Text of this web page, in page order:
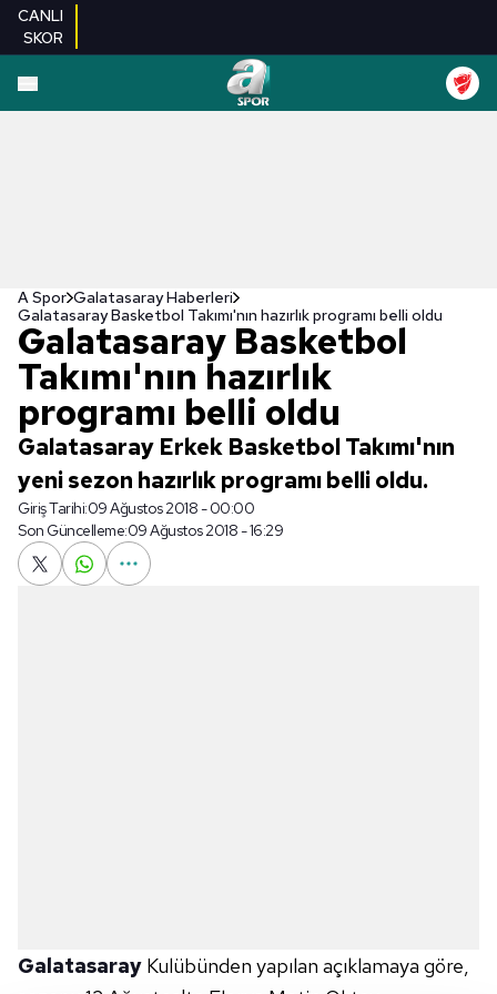
CANLI
SKOR
A Spor Galatasaray Haberleri
Galatasaray Basketbol Takımı'nın hazırlık programı belli oldu
Galatasaray Basketbol
Takımı'nın hazırlık
programı belli oldu
Galatasaray Erkek Basketbol Takımı'nın
yeni sezon hazırlık programı belli oldu.
Giriş Tarihi:09 Ağustos 2018 - 00:00
Son Güncelleme:09 Ağustos 2018 - 16:29
Galatasaray Kulübünden yapılan açıklamaya göre,